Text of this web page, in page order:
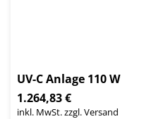
UV-C Anlage 110 W
1.264,83 €
inkl. MwSt. zzgl. Versand